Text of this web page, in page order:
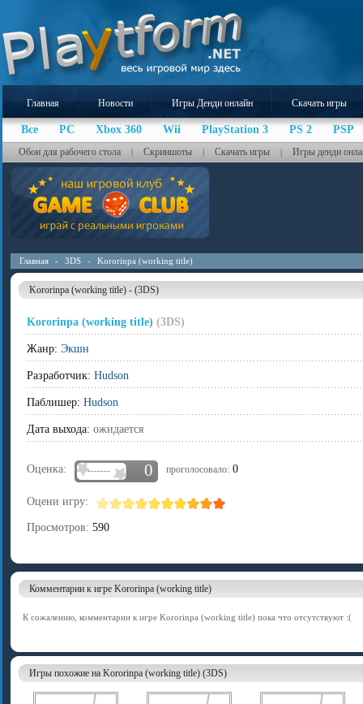
Главная Новости Игры Денди онлайн Скачать игры
Все PC Xbox 360 Wii PlayStation 3 PS 2 PSP
Обои для рабочего стола | Скриншоты | Скачать игры | Игры денди
Главная - 3DS - Kororinpa (working title)
Kororinpa (working title) - (3DS)
Kororinpa (working title) (3DS)
Жанр: Экшн
Разработчик: Hudson
Паблишер: Hudson
Дата выхода: ожидается
Оценка: ------- 0 проголосовало: 0
Оцени игру:
Просмотров: 590
Комментарии к игре Kororinpa (working title)
К сожалению, комментарии к игре Kororinpa (working title) пока что отсутствуют :(
Игры похожие на Kororinpa (working title) (3DS)